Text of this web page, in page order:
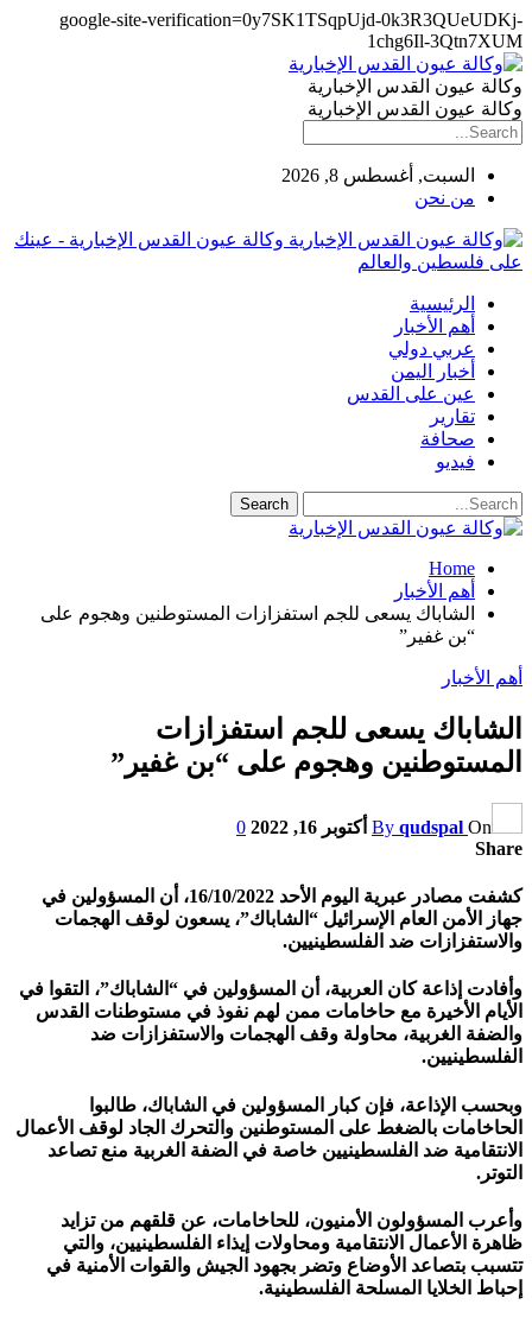
google-site-verification=0y7SK1TSqpUjd-0k3R3QUeUDKj-
1chg6Il-3Qtn7XUM
وكالة عيون القدس الإخبارية
وكالة عيون القدس الإخبارية
السبت, أغسطس 8, 2026
من نحن
وكالة عيون القدس الإخبارية - عينك
على فلسطين والعالم
الرئيسية
أهم الأخبار
عربي دولي
أخبار اليمن
عين على القدس
تقارير
صحافة
فيديو
Home
أهم الأخبار
الشاباك يسعى للجم استفزازات المستوطنين وهجوم على
“بن غفير”
أهم الأخبار
الشاباك يسعى للجم استفزازات
المستوطنين وهجوم على “بن غفير”
By qudspal On أكتوبر 16, 2022
0
Share
كشفت مصادر عبرية اليوم الأحد 16/10/2022، أن المسؤولين في
جهاز الأمن العام الإسرائيل “الشاباك”، يسعون لوقف الهجمات
والاستفزازات ضد الفلسطينيين.
وأفادت إذاعة كان العربية، أن المسؤولين في “الشاباك”، التقوا في
الأيام الأخيرة مع حاخامات ممن لهم نفوذ في مستوطنات القدس
والضفة الغربية، محاولة وقف الهجمات والاستفزازات ضد
الفلسطينيين.
وبحسب الإذاعة، فإن كبار المسؤولين في الشاباك، طالبوا
الحاخامات بالضغط على المستوطنين والتحرك الجاد لوقف الأعمال
الانتقامية ضد الفلسطينيين خاصة في الضفة الغربية منع تصاعد
التوتر.
وأعرب المسؤولون الأمنيون، للحاخامات، عن قلقهم من تزايد
ظاهرة الأعمال الانتقامية ومحاولات إيذاء الفلسطينيين، والتي
تتسبب بتصاعد الأوضاع وتضر بجهود الجيش والقوات الأمنية في
إحباط الخلايا المسلحة الفلسطينية.